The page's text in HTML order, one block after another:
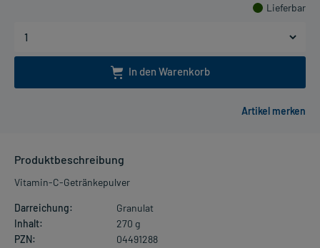
Lieferbar
In den Warenkorb
Produktbeschreibung
Vitamin-C-Getränkepulver
Darreichung:
Granulat
Inhalt:
270 g
PZN:
04491288